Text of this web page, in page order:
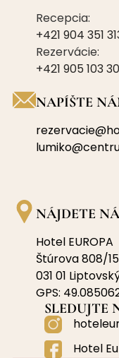
Recepcia:
+421 904 351
Rezervácie:
+421 905 103
NAPÍŠTE
NÁJDETE
Hotel EUROPA
Štúrova 808/15
031 01
GPS:
SLEDUJTE
Hotel